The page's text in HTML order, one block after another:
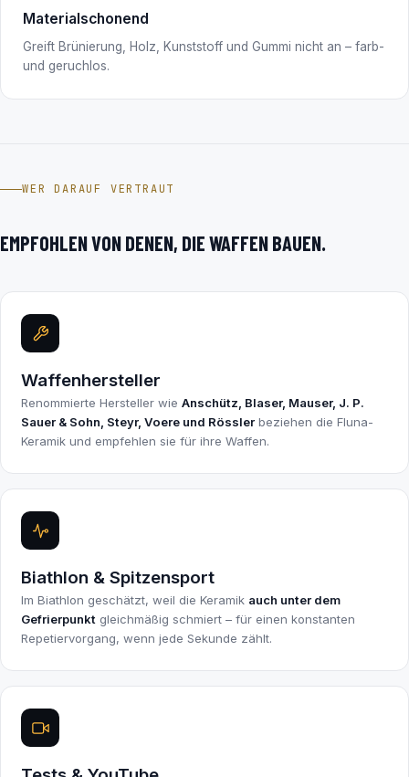
Materialschonend
Greift Brünierung, Holz, Kunststoff und Gummi nicht an – farb-
und geruchlos.
WER DARAUF VERTRAUT
EMPFOHLEN VON DENEN, DIE WAFFEN BAUEN.
Waffenhersteller
Renommierte Hersteller wieAnschütz, Blaser, Mauser, J. P.
Sauer & Sohn, Steyr, Voere und Rössler beziehen die Fluna-
Keramik und empfehlen sie für ihre Waffen.
Biathlon & Spitzensport
Im Biathlon geschätzt, weil die Keramik auch unter dem
Gefrierpunkt gleichmäßig schmiert – für einen konstanten
Repetiervorgang, wenn jede Sekunde zählt.